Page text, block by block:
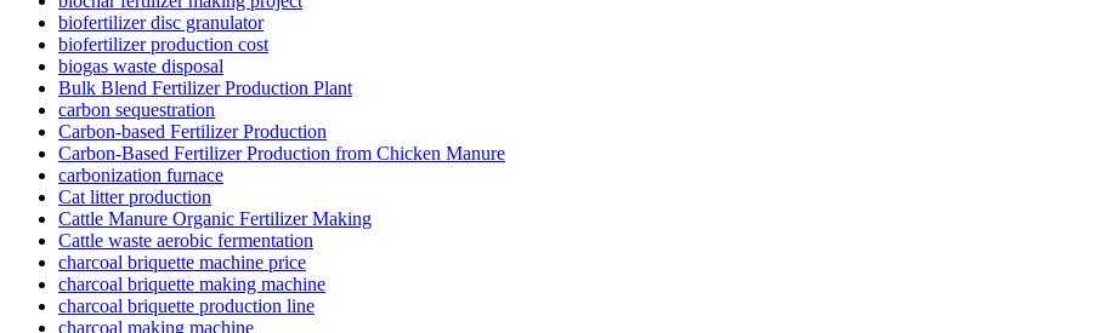
biofertilizer disc granulator
biofertilizer production cost
biogas waste disposal
Bulk Blend Fertilizer Production Plant
carbon sequestration
Carbon-based Fertilizer Production
Carbon-Based Fertilizer Production from Chicken Manure
carbonization furnace
Cat litter production
Cattle Manure Organic Fertilizer Making
Cattle waste aerobic fermentation
charcoal briquette machine price
charcoal briquette making machine
charcoal briquette production line
charcoal making machine